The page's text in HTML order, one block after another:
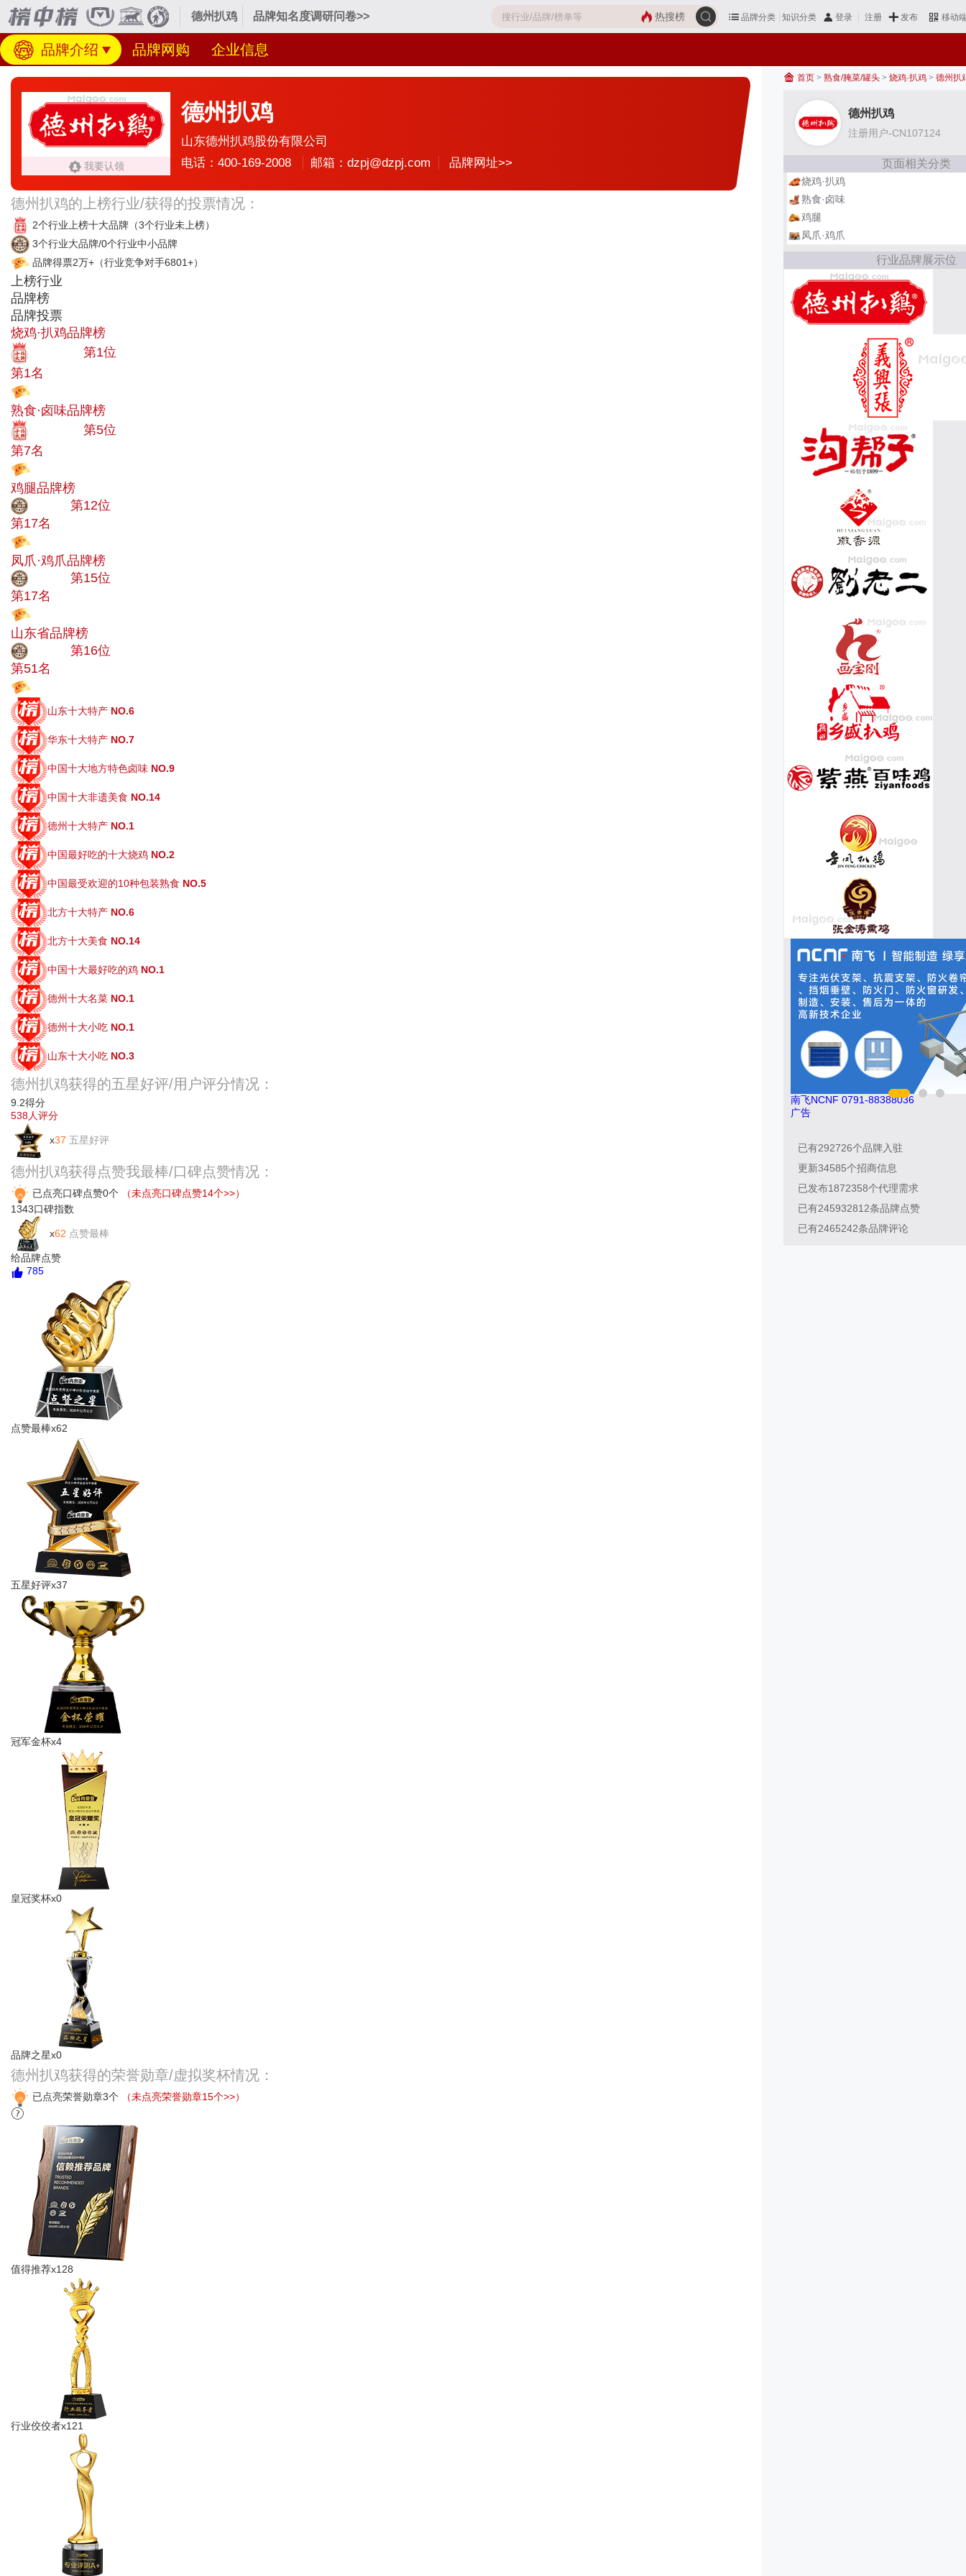
德州扒鸡 品牌知名度调研问卷>> 品牌分类 知识分类 登录 注册 发布 移动
热搜榜
品牌介绍 品牌网购 企业信息
我要认领
德州扒鸡
山东德州扒鸡股份有限公司
电话：400-169-2008
邮箱：dzpj@dzpj.com 品牌网址>>
德州扒鸡的上榜行业/获得的投票情况：
2个行业上榜十大品牌 （3个行业未上榜）
3个行业大品牌/0个行业中小品牌
品牌得票2万+ （行业竞争对手6801+）
上榜行业
品牌榜
品牌投票
烧鸡·扒鸡品牌榜
第1位
第1名
熟食·卤味品牌榜
第5位
第7名
鸡腿品牌榜
第12位
第17名
凤爪·鸡爪品牌榜
第15位
第17名
山东省品牌榜
第16位
第51名
山东十大特产 NO.6
华东十大特产 NO.7
中国十大地方特色卤味 NO.9
中国十大非遗美食 NO.14
德州十大特产 NO.1
中国最好吃的十大烧鸡 NO.2
中国最受欢迎的10种包装熟食 NO.5
北方十大特产 NO.6
北方十大美食 NO.14
中国十大最好吃的鸡 NO.1
德州十大名菜 NO.1
德州十大小吃 NO.1
山东十大小吃 NO.3
德州扒鸡获得的五星好评/用户评分情况：
9.2得分
538人评分
x37 五星好评
德州扒鸡获得点赞我最棒/口碑点赞情况：
已点亮口碑点赞0个
（未点亮口碑点赞14个>>）
1343口碑指数
x62 点赞最棒
给品牌点赞
785
点赞最棒x62
五星好评x37
冠军金杯x4
皇冠奖杯x0
品牌之星x0
德州扒鸡获得的荣誉勋章/虚拟奖杯情况：
已点亮荣誉勋章3个 （未点亮荣誉勋章15个>>）
值得推荐x128
行业佼佼者x121
首页 > 熟食/腌菜/罐头 > 烧鸡·扒鸡 > 德州扒
德州扒鸡
注册用户-CN107124
页面相关分类
烧鸡·扒鸡
熟食·卤味
鸡腿
凤爪·鸡爪
行业品牌展示位
南飞NCNF 0791-88388036
广告
已有292726个品牌入驻
更新34585个招商信息
已发布1872358个代理需求
已有245932812条品牌点赞
已有2465242条品牌评论